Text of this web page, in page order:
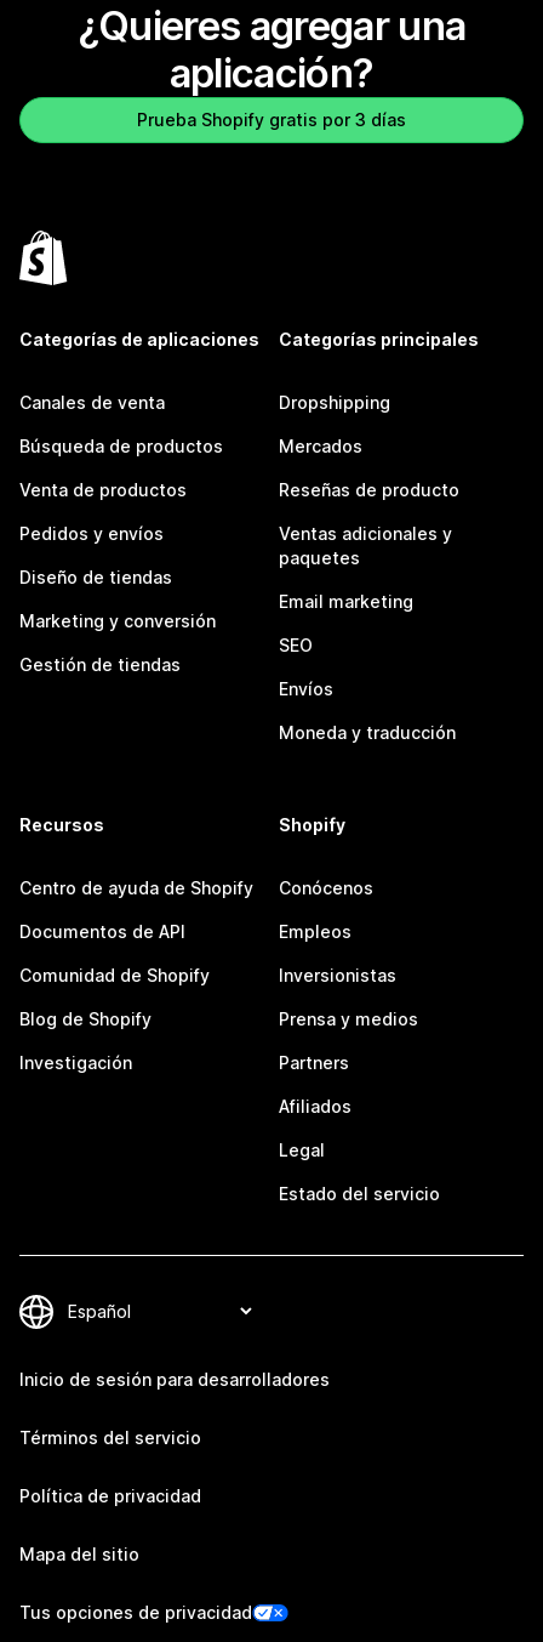
¿Quieres agregar una
aplicación?
Prueba Shopify gratis por 3 días
Categorías de aplicaciones
Canales de venta
Búsqueda de productos
Venta de productos
Pedidos y envíos
Diseño de tiendas
Marketing y conversión
Gestión de tiendas
Categorías principales
Dropshipping
Mercados
Reseñas de producto
Ventas adicionales y
paquetes
Email marketing
SEO
Envíos
Moneda y traducción
Recursos
Centro de ayuda de Shopify
Documentos de API
Comunidad de Shopify
Blog de Shopify
Investigación
Shopify
Conócenos
Empleos
Inversionistas
Prensa y medios
Partners
Afiliados
Legal
Estado del servicio
Inicio de sesión para desarrolladores
Términos del servicio
Política de privacidad
Mapa del sitio
Tus opciones de privacidad